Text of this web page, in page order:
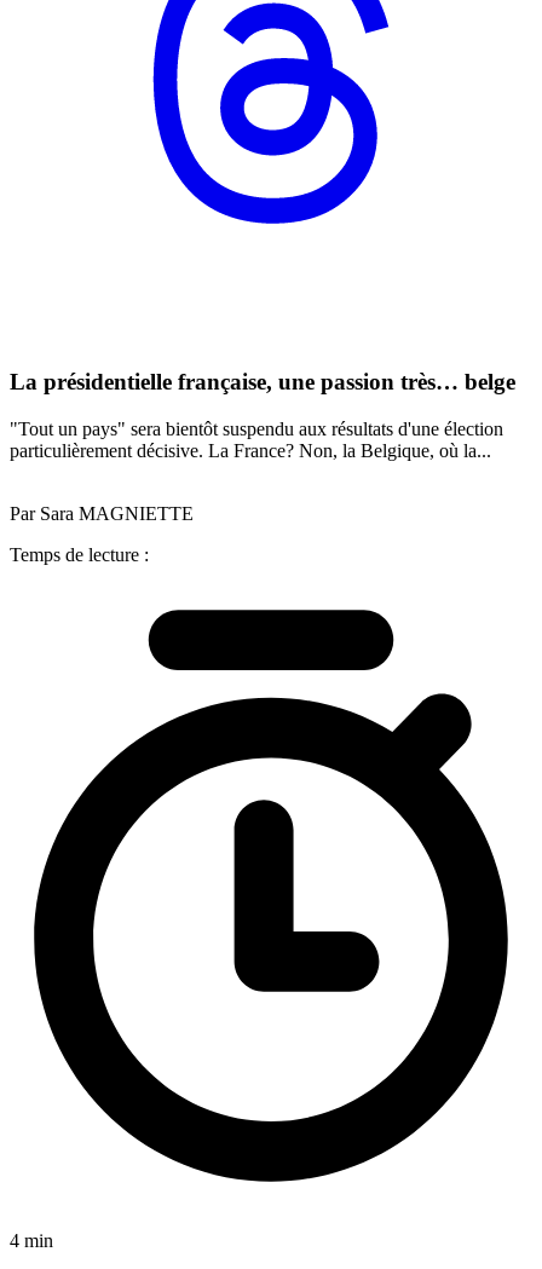
La présidentielle française, une passion très… belge
"Tout un pays" sera bientôt suspendu aux résultats d'une élection
particulièrement décisive. La France? Non, la Belgique, où la...
Par Sara MAGNIETTE
Temps de lecture :
4 min